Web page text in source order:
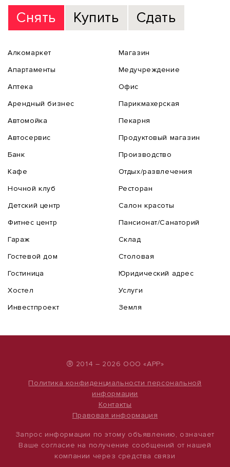
Снять
Купить Сдать
Алкомаркет
Апартаменты
Аптека
Арендный бизнес
Автомойка
Автосервис
Банк
Кафе
Ночной клуб
Детский центр
Фитнес центр
Гараж
Гостевой дом
Гостиница
Хостел
Инвестпроект
Магазин
Медучреждение
Офис
Парикмахерская
Пекарня
Продуктовый магазин
Производство
Отдых/развлечения
Ресторан
Салон красоты
Пансионат/Санаторий
Склад
Столовая
Юридический адрес
Услуги
Земля
® 2014 – 2026 ООО «АРР»
Политика конфиденциальности персональной
информации
Контакты
Правовая информация
Запрос информации по этому объявлению, означает
Ваше согласие на получение сообщений от нашей
компании через средства связи